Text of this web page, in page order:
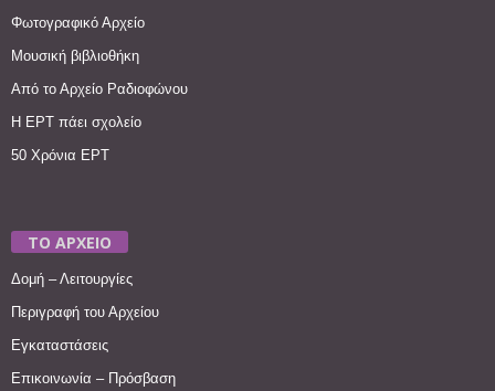
Φωτογραφικό Αρχείο
Μουσική βιβλιοθήκη
Από το Αρχείο Ραδιοφώνου
Η ΕΡΤ πάει σχολείο
50 Χρόνια ΕΡΤ
ΤΟ ΑΡΧΕΙΟ
Δομή – Λειτουργίες
Περιγραφή του Αρχείου
Εγκαταστάσεις
Επικοινωνία – Πρόσβαση